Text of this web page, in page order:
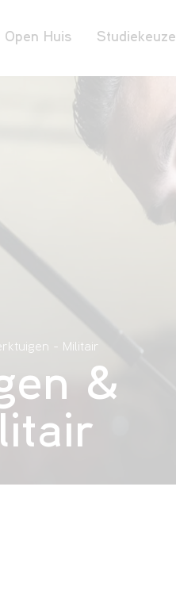
Open Huis Studiekeuze
- Militair
&